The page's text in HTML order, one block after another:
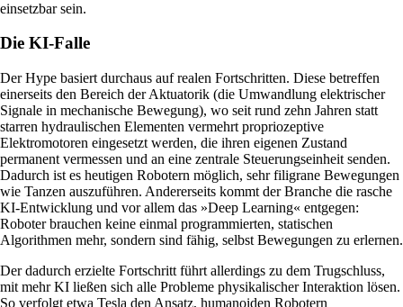
einsetzbar sein.
Die KI-Falle
Der Hype basiert durchaus auf realen Fortschritten. Diese betreffen
einerseits den Bereich der Aktuatorik (die Umwandlung elektrischer
Signale in mechanische Bewegung), wo seit rund zehn Jahren statt
starren hydraulischen Elementen vermehrt propriozeptive
Elektromotoren eingesetzt werden, die ihren eigenen Zustand
permanent vermessen und an eine zentrale Steuerungseinheit senden.
Dadurch ist es heutigen Robotern möglich, sehr filigrane Bewegungen
wie Tanzen auszuführen. Andererseits kommt der Branche die rasche
KI-Entwicklung und vor allem das »Deep Learning« entgegen:
Roboter brauchen keine einmal programmierten, statischen
Algorithmen mehr, sondern sind fähig, selbst Bewegungen zu erlernen.
Der dadurch erzielte Fortschritt führt allerdings zu dem Trugschluss,
mit mehr KI ließen sich alle Probleme physikalischer Interaktion lösen.
So verfolgt etwa Tesla den Ansatz, humanoiden Robotern